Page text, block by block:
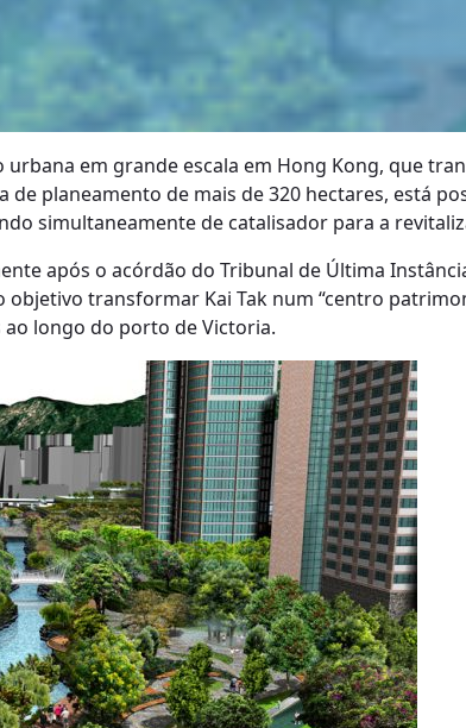
em grande escala em Hong Kong, que
planeamento de mais de 320 hectares, está
simultaneamente de catalisador para a
após o acórdão do Tribunal de Última
objetivo transformar Kai Tak num “centro
longo do porto de Victoria.